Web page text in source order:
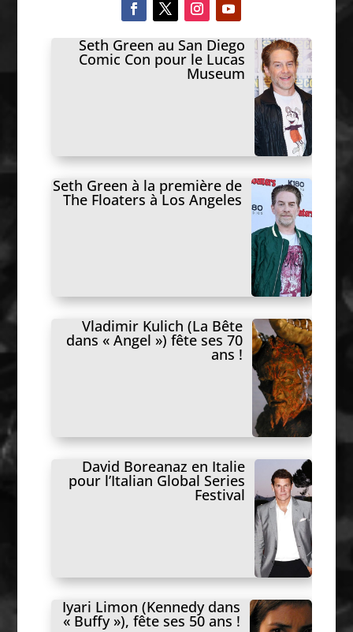
Seth Green au San Diego
Comic Con pour le Lucas
Museum
Seth Green à la première de
The Floaters à Los Angeles
Vladimir Kulich (La Bête
dans « Angel ») fête ses 70
ans !
David Boreanaz en Italie
pour l’Italian Global Series
Festival
Iyari Limon (Kennedy dans
« Buffy »), fête ses 50 ans !